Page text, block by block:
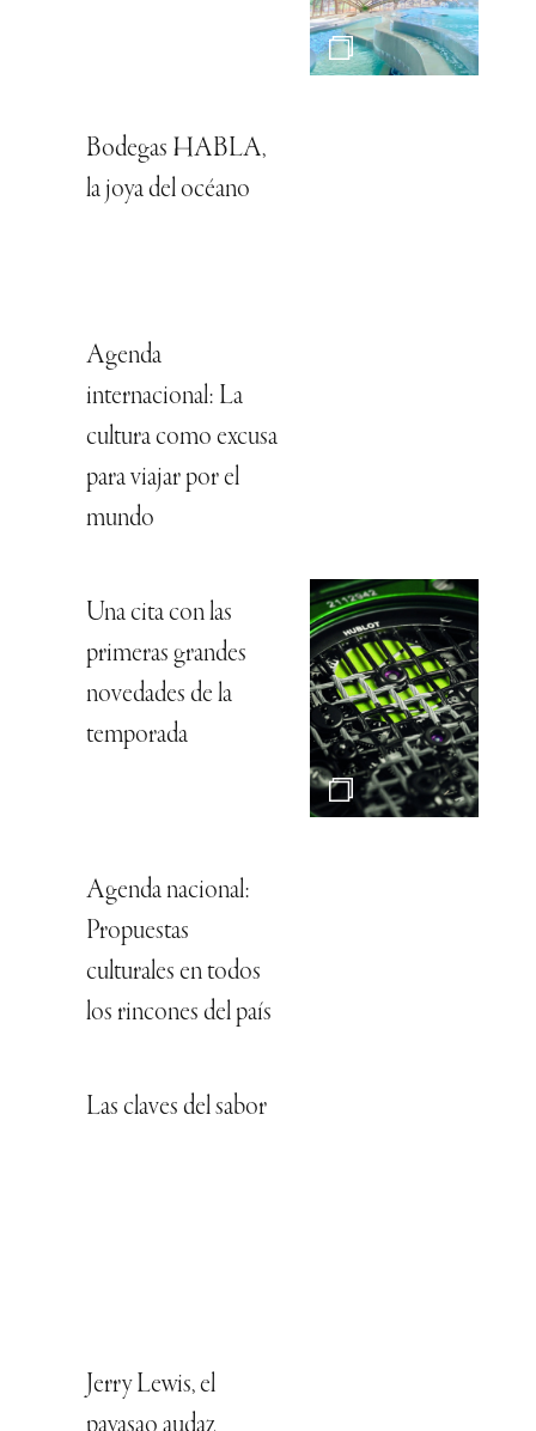
Bodegas HABLA,
la joya del océano
Agenda
internacional: La
cultura como excusa
para viajar por el
mundo
Una cita con las
primeras grandes
novedades de la
temporada
Agenda nacional:
Propuestas
culturales en todos
los rincones del país
Las claves del sabor
Jerry Lewis, el